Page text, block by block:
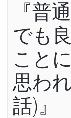
『普
でも
こと
思わ
話)』